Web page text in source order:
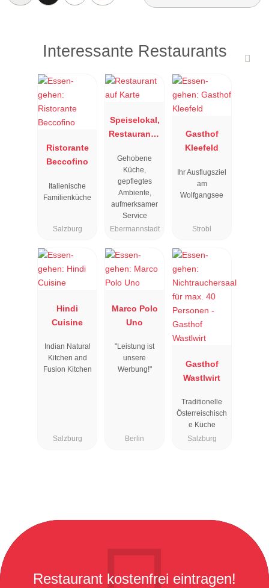
Interessante Restaurants
Ristorante
Beccofino
Italienische
Familienküche
Salzburg
Speiselokal,
Restaurant "
"
Gehobene
Küche,
gepflegtes
Ambiente,
aufmerksamer
Service
Ebermannstadt
Gasthof
Kleefeld
Ihr Ausflugsziel
am
Wolfgangsee
Strobl
Hindi
Cuisine
Indian Natural
Kitchen and
Fusion Kitchen
Salzburg
Marco Polo
Uno
"Leistung ist
unsere
Werbung!"
Berlin
Gasthof
Wastlwirt
Traditionelle
Österreischisch
e Küche
Salzburg
Restaurant kostenfrei eintragen!